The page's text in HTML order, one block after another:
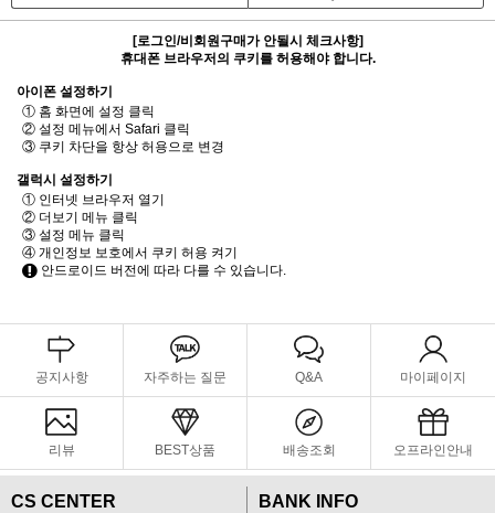
[로그인/비회원구매가 안될시 체크사항]
휴대폰 브라우저의 쿠키를 허용해야 합니다.
아이폰 설정하기
① 홈 화면에 설정 클릭
② 설정 메뉴에서 Safari 클릭
③ 쿠키 차단을 항상 허용으로 변경
갤럭시 설정하기
① 인터넷 브라우저 열기
② 더보기 메뉴 클릭
③ 설정 메뉴 클릭
④ 개인정보 보호에서 쿠키 허용 켜기
안드로이드 버전에 따라 다를 수 있습니다.
공지사항 자주하는 질문 Q&A 마이페이지
리뷰 BEST상품 배송조회 오프라인안내
CS CENTER
BANK INFO